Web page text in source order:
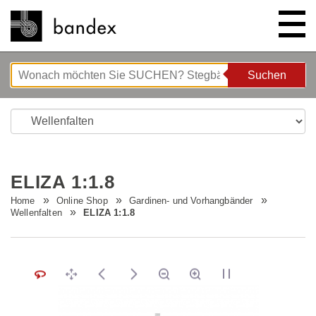
ONLINE SHOP
HIGHLIGHTS
Bettgeflüster
Neue Innovationen
Wave System L'ONDA
ÜBER UNS
Unternehmen
ANLEITUNGEN/TIPPS & TRICKS
STELLENANGEBOTE
Suchen
Suchen
ELIZA 1:1.8
Home Online Shop
Gardinen- und Vorhangbänder
Wellenfalten
ELIZA 1:1.8